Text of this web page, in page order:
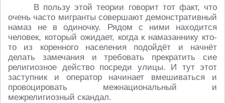
В пользу этой теории говорит тот факт, что
очень часто мигранты совершают демонстративный
намаз не в одиночку. Рядом с ними находится
человек, который ожидает, когда к намазаннику кто-
то из коренного населения подойдёт и начнёт
делать замечания и требовать прекратить сие
религиозное действо посреди улицы. И тут этот
заступник и оператор начинает вмешиваться и
провоцировать межнациональный и
межрелигиозный скандал.